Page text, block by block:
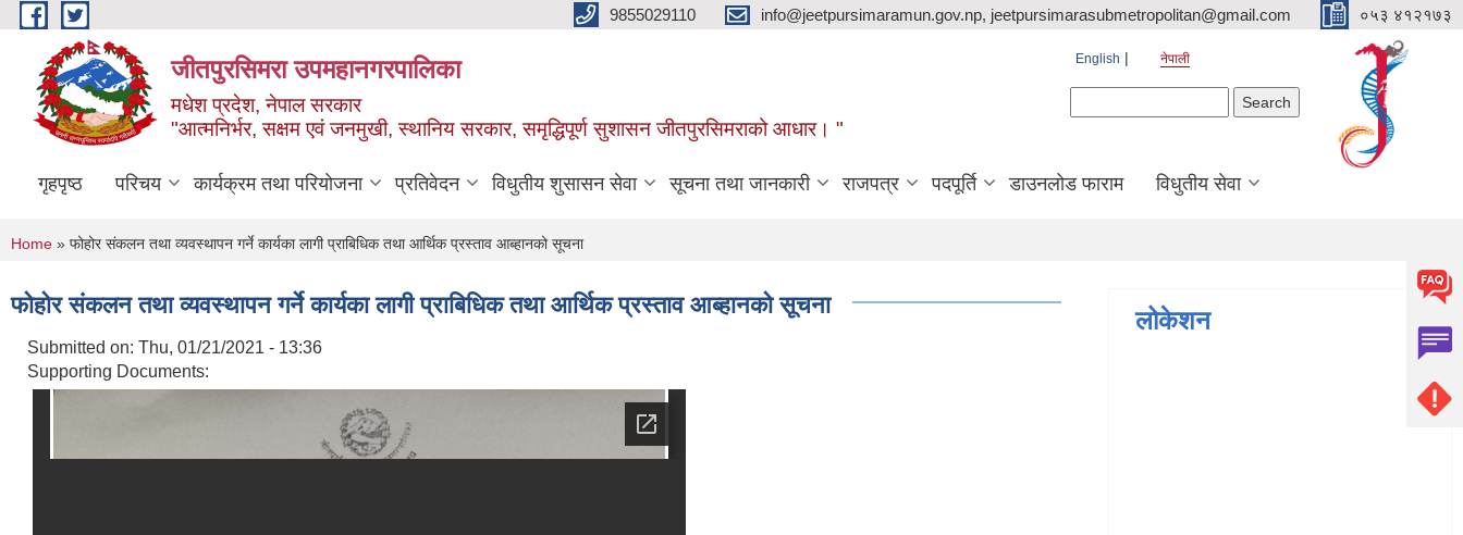
Skip to main content 9855029110 info@jeetpursimaramun.gov.np, jeetpursimarasubmetropolitan@gmail.com ०५३ ४१२१७३
जीतपुरसिमरा उपमहानगरपालिका
मधेश प्रदेश, नेपाल सरकार
"आत्मनिर्भर, सक्षम एवं जनमुखी, स्थानिय सरकार, समृद्धिपूर्ण सुशासन जीतपुरसिमराको आधार। "
English नेपाली
गृहपृष्ठ परिचय कार्यक्रम तथा परियोजना प्रतिवेदन विधुतीय शुसासन सेवा सूचना तथा जानकारी राजपत्र पदपूर्ति डाउनलोड फाराम विधुतीय सेवा
You are here
Home » फोहोर संकलन तथा व्यवस्थापन गर्ने कार्यका लागी प्राबिधिक तथा आर्थिक प्रस्ताव आब्हानको सूचना
फोहोर संकलन तथा व्यवस्थापन गर्ने कार्यका लागी प्राबिधिक तथा आर्थिक प्रस्ताव आब्हानको सूचना
Submitted on: Thu, 01/21/2021 - 13:36
Supporting Documents:
लोकेशन